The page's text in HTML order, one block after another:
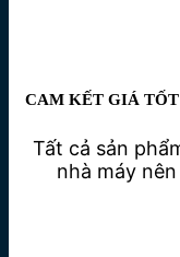
CAM KẾT GIÁ TỐT
Tất cả sản
nhà máy